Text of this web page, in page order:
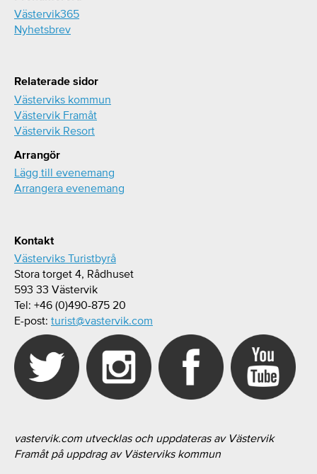
Västervik365
Nyhetsbrev
Relaterade sidor
Västerviks kommun
Västervik Framåt
Västervik Resort
Arrangör
Lägg till evenemang
Arrangera evenemang
Kontakt
Västerviks Turistbyrå
Stora torget 4, Rådhuset
593 33 Västervik
Tel: +46 (0)490-875 20
E-post: turist@vastervik.com
vastervik.com utvecklas och uppdateras av Västervik
Framåt på uppdrag av Västerviks kommun